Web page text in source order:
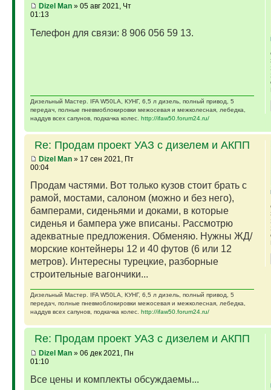
Dizel Man» 05 авг 2021, Чт
01:13
Телефон для связи: 8 906 056 59 13.
Дизельный Мастер. IFA W50LA, КУНГ, 6,5 л дизель, полный привод, 5
передач, полные пневмоблокировки межосевая и межколесная, лебедка,
наддув всех сапунов, подкачка колес. http://ifaw50.forum24.ru/
Re: Продам проект УАЗ с дизелем и АКПП
Dizel Man» 17 сен 2021, Пт
00:04
Продам частями. Вот только кузов стоит брать с
рамой, мостами, салоном (можно и без него),
бамперами, сиденьями и доками, в которые
сиденья и бампера уже вписаны. Рассмотрю
адекватные предложения. Обменяю. Нужны ЖД/
морские контейнеры 12 и 40 футов (6 или 12
метров). Интересны турецкие, разборные
строительные вагончики...
Дизельный Мастер. IFA W50LA, КУНГ, 6,5 л дизель, полный привод, 5
передач, полные пневмоблокировки межосевая и межколесная, лебедка,
наддув всех сапунов, подкачка колес. http://ifaw50.forum24.ru/
Re: Продам проект УАЗ с дизелем и АКПП
Dizel Man» 06 дек 2021, Пн
01:10
Все цены и комплекты обсуждаемы...